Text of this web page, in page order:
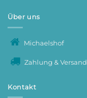
Über uns
Michaelshof
Zahlung & Versand
Kontakt